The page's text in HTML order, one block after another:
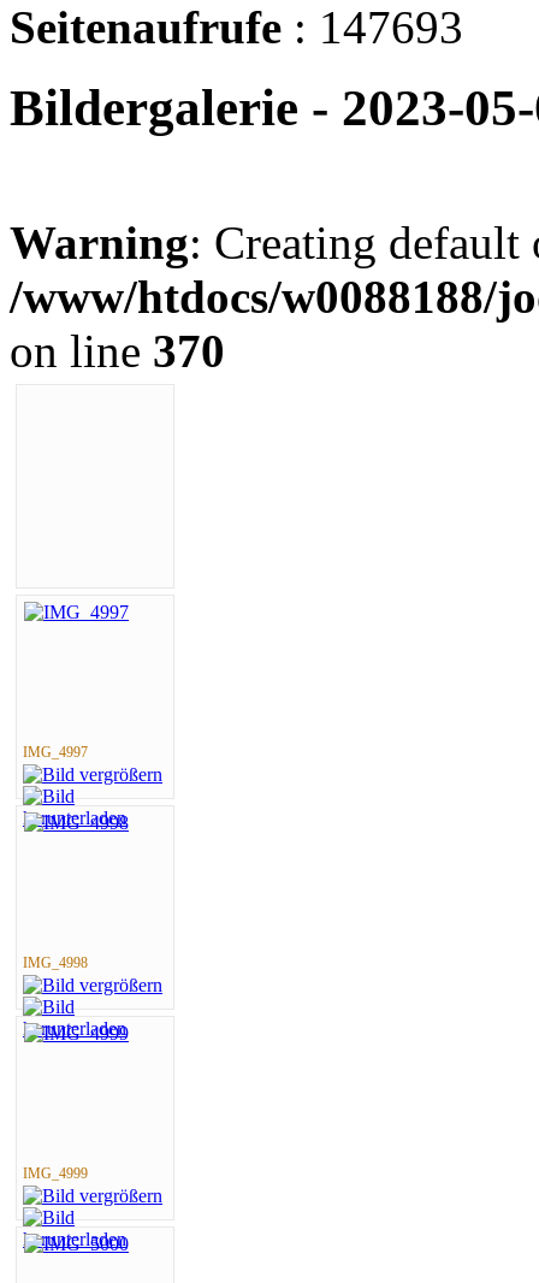
Seitenaufrufe : 147693
Bildergalerie - 2023-05-
Warning: Creating
/www/htdocs/w0088188/
on line 370
IMG_4997
IMG_4998
IMG_4999